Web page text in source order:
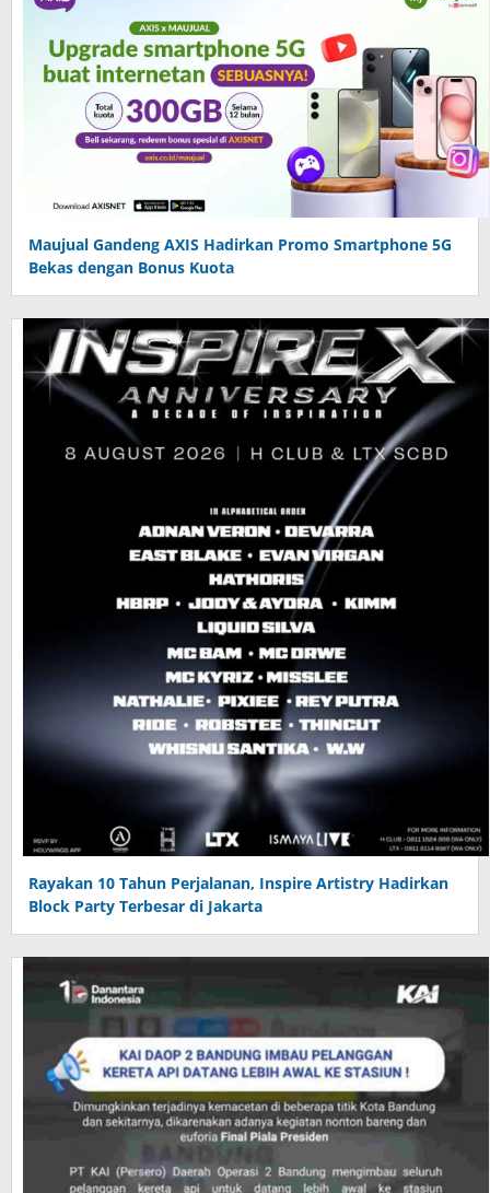
Maujual Gandeng AXIS Hadirkan Promo Smartphone 5G
Bekas dengan Bonus Kuota
Rayakan 10 Tahun Perjalanan, Inspire Artistry Hadirkan
Block Party Terbesar di Jakarta